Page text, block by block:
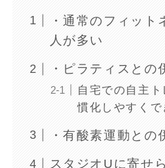
・通常のフィット
人が多い
・ピラティスとの
自宅での自主
慣化しやすくで
・有酸素運動との
スタジオUに寄せ